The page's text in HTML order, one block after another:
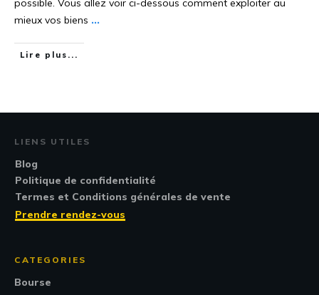
possible. Vous allez voir ci-dessous comment exploiter au
mieux vos biens ...
Lire plus...
LIENS UTILES
Blog
Politique de confidentialité
Termes et Conditions générales de vente
Prendre rendez-vous
CATEGORIES
Bourse